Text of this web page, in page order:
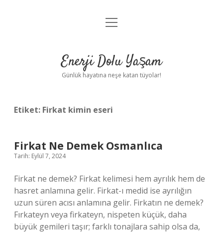
Anasayfa
Yasal Uyarı
menüyü
Enerji Dolu Yaşam
Günlük hayatına neşe katan tüyolar!
Etiket: Firkat kimin eseri
Firkat Ne Demek Osmanlıca
Tarih: Eylül 7, 2024
Firkat ne demek? Firkat kelimesi hem ayrılık hem de
hasret anlamına gelir. Firkat-ı medid ise ayrılığın
uzun süren acısı anlamına gelir. Firkatın ne demek?
Fırkateyn veya firkateyn, nispeten küçük, daha
büyük gemileri taşır; farklı tonajlara sahip olsa da,